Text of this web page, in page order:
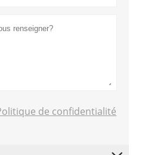
de confidentialité